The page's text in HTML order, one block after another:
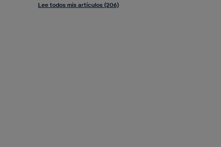
Lee todos mis artículos (206)